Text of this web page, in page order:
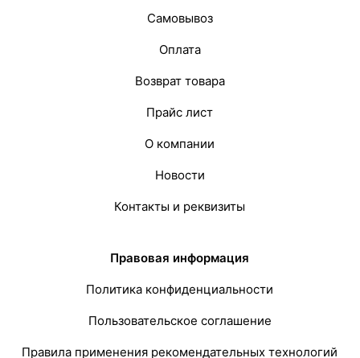
Самовывоз
Оплата
Возврат товара
Прайс лист
О компании
Новости
Контакты и реквизиты
Правовая информация
Политика конфиденциальности
Пользовательское соглашение
Правила применения рекомендательных технологий